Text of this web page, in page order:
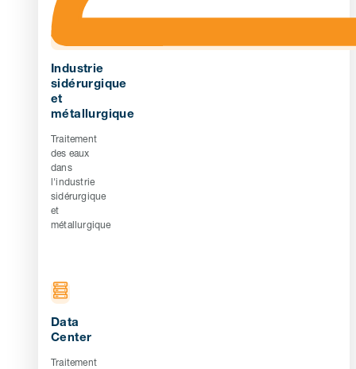
Industrie
sidérurgique
et
métallurgique
Traitement
des eaux
dans
l'industrie
sidérurgique
et
métallurgique
Data
Center
Traitement